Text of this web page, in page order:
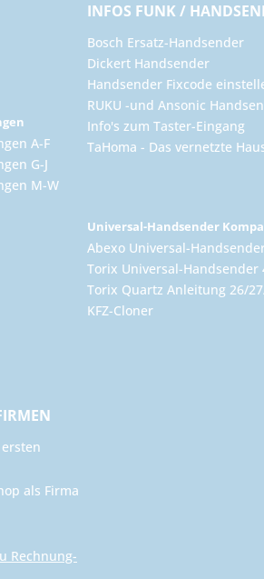
A-F
G-J
M-W
INFOS FUNK /
Bosch Ersatz-Handsender
Dickert Handsender
Handsender Fixcode
RUKU -und Ansonic
Info's zum Taster-Eingang
TaHoma - Das vernetzte
Universal-Handsender
Abexo Universal-
Torix Universal-Handsender
Torix Quartz Anleitung 26/
KFZ-Cloner
als Firma
Rechnung-